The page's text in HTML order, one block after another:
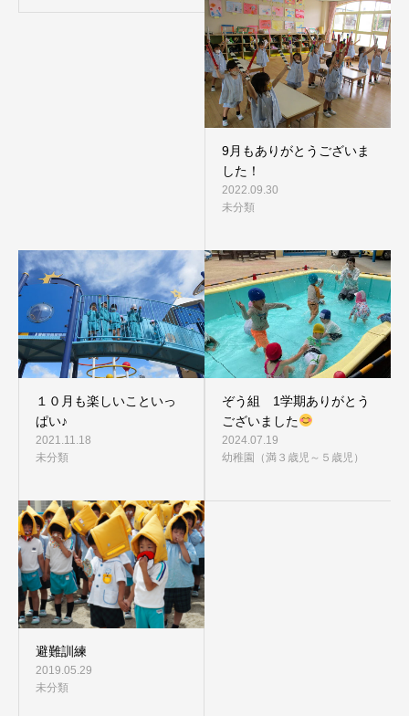
9月もありがとうございま
した！
2022.09.30
未分類
１０月も楽しいこといっ
ぱい♪
2021.11.18
未分類
ぞう組 1学期ありがとう
ございました
2024.07.19
幼稚園（満３歳児～５歳児）
避難訓練
2019.05.29
未分類